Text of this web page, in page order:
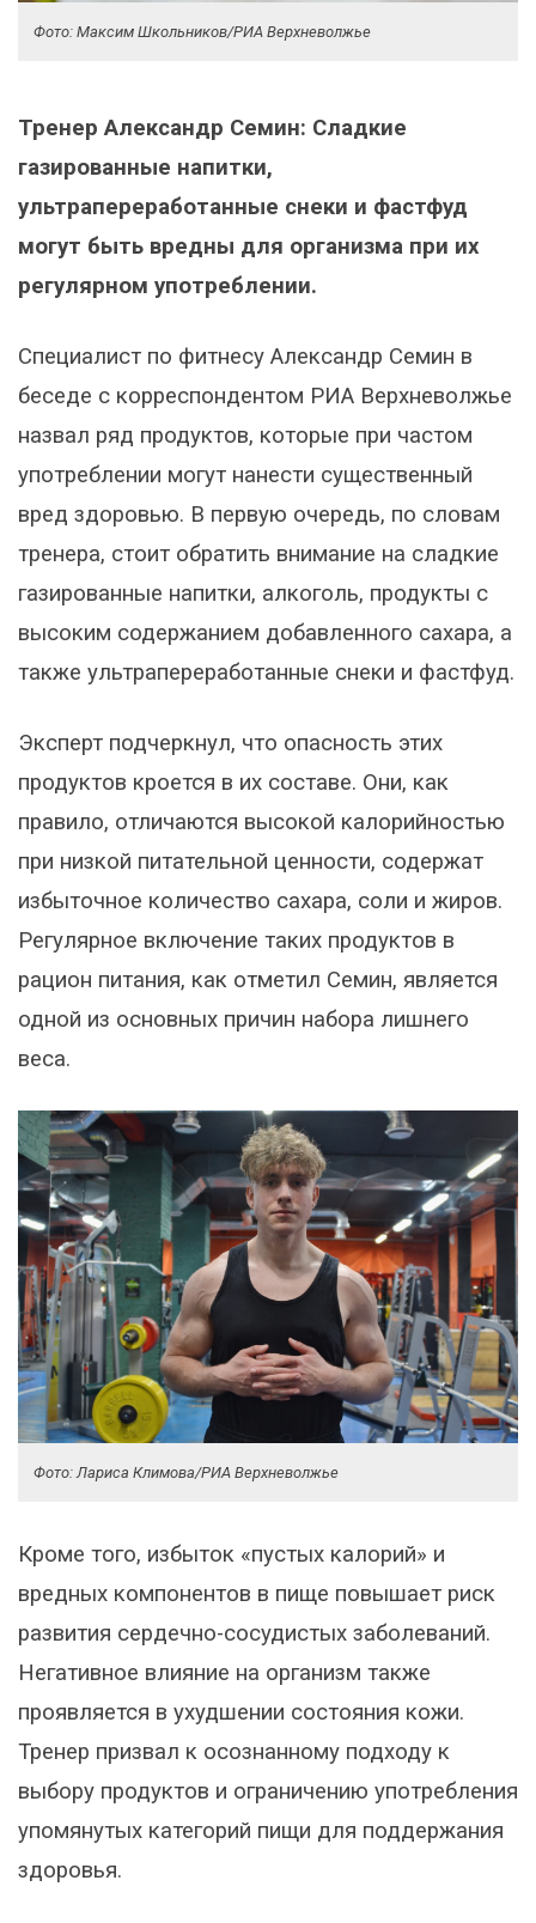
Фото: Максим Школьников/РИА Верхневолжье
Тренер Александр Семин: Сладкие
газированные напитки,
ультрапереработанные снеки и фастфуд
могут быть вредны для организма при их
регулярном употреблении.
Специалист по фитнесу Александр Семин в
беседе с корреспондентом РИА Верхневолжье
назвал ряд продуктов, которые при частом
употреблении могут нанести существенный
вред здоровью. В первую очередь, по словам
тренера, стоит обратить внимание на сладкие
газированные напитки, алкоголь, продукты с
высоким содержанием добавленного сахара, а
также ультрапереработанные снеки и фастфуд.
Эксперт подчеркнул, что опасность этих
продуктов кроется в их составе. Они, как
правило, отличаются высокой калорийностью
при низкой питательной ценности, содержат
избыточное количество сахара, соли и жиров.
Регулярное включение таких продуктов в
рацион питания, как отметил Семин, является
одной из основных причин набора лишнего
веса.
Фото: Лариса Климова/РИА Верхневолжье
Кроме того, избыток «пустых калорий» и
вредных компонентов в пище повышает риск
развития сердечно-сосудистых заболеваний.
Негативное влияние на организм также
проявляется в ухудшении состояния кожи.
Тренер призвал к осознанному подходу к
выбору продуктов и ограничению употребления
упомянутых категорий пищи для поддержания
здоровья.